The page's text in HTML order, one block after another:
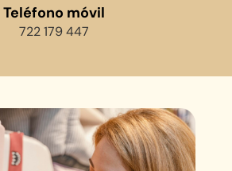
Teléfono móvil
722 179 447